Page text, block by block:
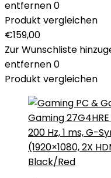
entfernen0
Produkt vergleichen
€159,00
Zur Wunschliste
entfernen0
Produkt vergleichen